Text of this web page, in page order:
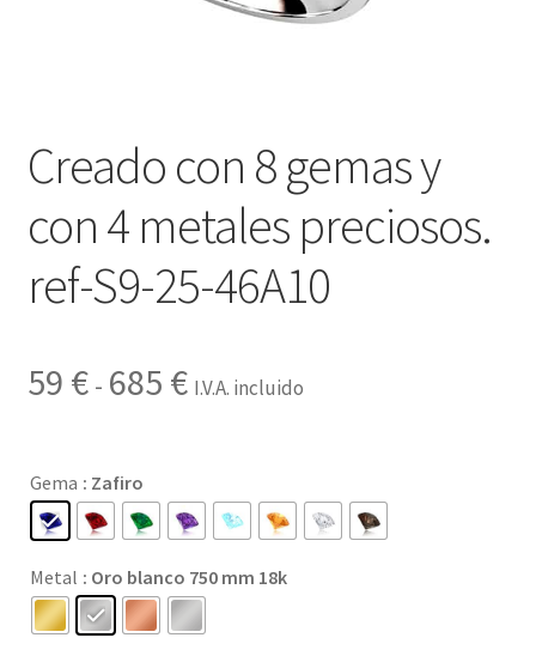
Creado con 8 gemas y
con 4 metales preciosos.
ref-S9-25-46A10
59 € - 685 €Rango
desde
59 €
hasta
685 €
I.V.A. incluido
Gema : Zafiro
Metal : Oro blanco 750 mm 18k